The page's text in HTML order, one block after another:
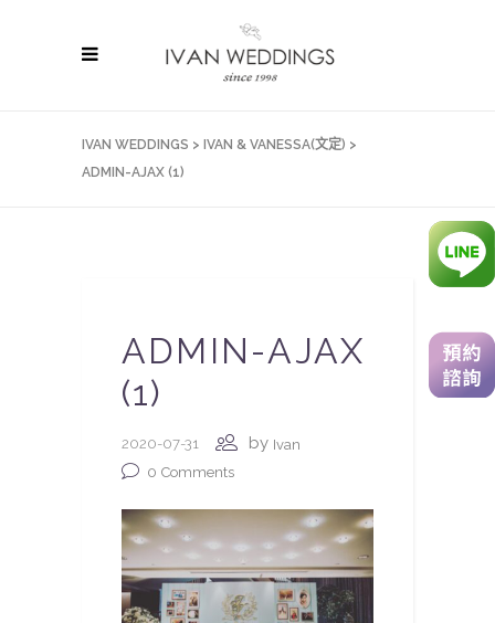
IVAN WEDDINGS > IVAN & VANESSA(文定) >
ADMIN-AJAX (1)
ADMIN-AJAX
(1)
2020-07-31 by Ivan
0 Comments